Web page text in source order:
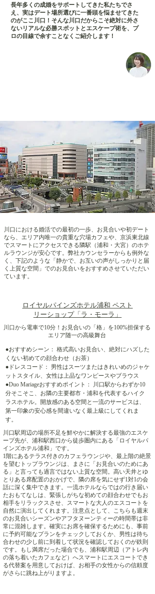
長年多くの成婚をサポートしてきた私たちでさ
え、実はデート場所選びに一番頭を悩ませてきた
のがここ川口！そんな川口だからこそ絶対に外さ
ないリアルな必勝スポットとエスケープ術を、プ
ロの目線で余すことなくご紹介します！
川口における婚活での最初の一歩、お見合いや初デート
なら、エリア内唯一の貴重な穴場カフェや、京浜東北線
でスマートにアクセスできる隣駅（浦和・大宮）のホテ
ルラウンジが安心です。弊社カウンセラーからも例外な
く、下記のような「静かで、お互いの声がしっかりと届
く上質な空間」でのお見合いをおすすめさせていただい
ています。
ロイヤルパインズホテル浦和 ペスト
リーショップ「ラ・モーラ」
川口から電車で10分！お見合いの「格」を100%担保する
エリア随一の高級舞台
●おすすめシーン： 格式高いお見合い、絶対にハズした
くない初めての顔合わせ（お茶）
●ドレスコード： 男性はスーツまたはきれいめのジャケ
ットスタイル、女性は上品なワンピースやブラウス
●Duo Mariageおすすめポイント： 川口駅からわずか10
分そこそこ、お隣の主要都市・浦和を代表するハイク
ラスホテル。開放感のある空間と一流のサービスは、
第一印象の安心感を間違いなく最上級にしてくれま
す。
川口駅周辺の場所不足を鮮やかに解決する最強のエスケ
ープ先が、浦和駅西口から徒歩圏内にある「ロイヤルパ
インズホテル浦和」です。
1階にあるテラス付きのカフェラウンジや、最上階の絶景
を望むトップラウンジは、まさに「お見合いのためにあ
る」と言っても過言ではない上質な空間。高い天井とゆ
とりある席配置のおかげで、隣の席を気にせず1対1の会
話に深く集中できます。一流ホテルならではの行き届い
たおもてなしは、緊張しがちな初めての顔合わせでもお
相手をリラックスさせ、スマートな大人のエスコートを
自然に演出してくれます。注意点として、こちらも週末
のお見合いシーズンやアフタヌーンティーの時間帯は非
常に混雑します。確実にお席を確保するためにも、事前
に予約可能なプランをチェックしておくか、男性は待ち
合わせの少し前に到着して状況を確認しておくのが鉄則
です。もし満席だった場合でも、浦和駅周辺（アトレ内
の落ち着いたカフェなど）へスマートにエスコートでき
る代替案を用意しておけば、お相手の女性からの信頼度
がさらに跳ね上がりますよ。